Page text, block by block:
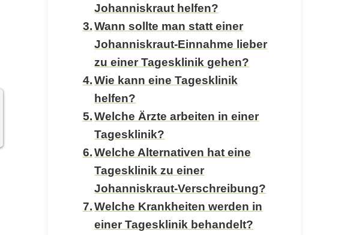
Johanniskraut helfen?
Wann sollte man statt einer
Johanniskraut-Einnahme lieber
zu einer Tagesklinik gehen?
Wie kann eine Tagesklinik
helfen?
Welche Ärzte arbeiten in einer
Tagesklinik?
Welche Alternativen hat eine
Tagesklinik zu einer
Johanniskraut-Verschreibung?
Welche Krankheiten werden in
einer Tagesklinik behandelt?